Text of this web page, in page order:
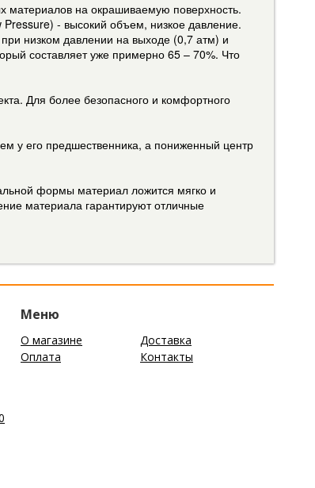
материалов на окрашиваемую поверхность.
- высокий объем, низкое давление.
низком давлении на выходе (0,7 атм) и
составляет уже примерно 65 – 70%. Что
Для более безопасного и комфортного
у его предшественника, а пониженный центр
формы материал ложится мягко и
материала гарантируют отличные
Меню
О магазине
Доставка
Оплата
Контакты